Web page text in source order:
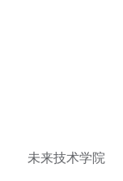
未来技术学院